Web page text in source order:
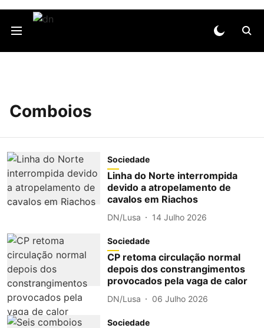
Comboios
Sociedade
Linha do Norte interrompida
devido a atropelamento de
cavalos em Riachos
DN/Lusa 14 Julho 2026
Sociedade
CP retoma circulação normal
depois dos constrangimentos
provocados pela vaga de calor
DN/Lusa 06 Julho 2026
Sociedade